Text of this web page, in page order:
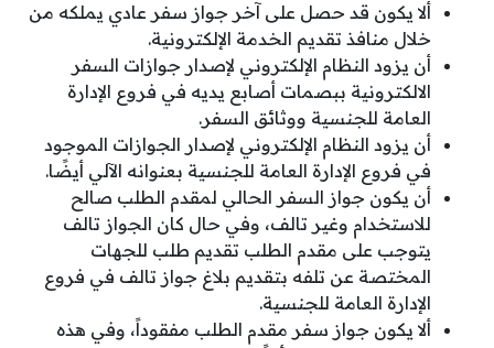
ألا يكون قد حصل على آخر جواز سفر عادي يملكه من
خلال منافذ تقديم الخدمة الإلكترونية.
أن يزود النظام الإلكتروني لإصدار جوازات السفر
الالكترونية ببصمات أصابع يديه في فروع الإدارة
العامة للجنسية ووثائق السفر.
أن يزود النظام الإلكتروني لإصدار الجوازات الموجود
في فروع الإدارة العامة للجنسية بعنوانه الآلي أيضًا.
أن يكون جواز السفر الحالي لمقدم الطلب صالح
للاستخدام وغير تالف، وفي حال كان الجواز تالف
يتوجب على مقدم الطلب تقديم طلب للجهات
المختصة عن تلفه بتقديم بلاغ جواز تالف في فروع
الإدارة العامة للجنسية.
ألا يكون جواز سفر مقدم الطلب مفقوداً، وفي هذه